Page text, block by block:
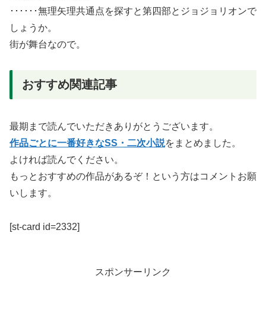
･･････無理矢理共通点を探すと第四部とジョジョリオンで
しょうか。
街が舞台なので。
おすすめ関連記事
最期まで読んでいただきありがとうございます。
作品ごとに一番好きなSS・二次小説をまとめました。
よければ読んでください。
もっとおすすめの作品があるぞ！という方はコメントお願
いします。
[st-card id=2332]
スポンサーリンク